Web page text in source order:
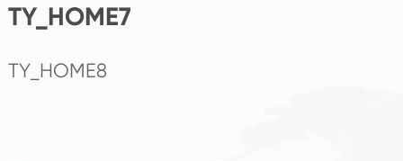
TY_HOME7
TY_HOME8